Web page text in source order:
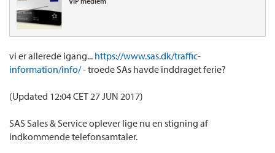
vi er allerede igang... https://www.sas.dk/traffic-
information/info/- troede SAs havde inddraget ferie?
(Updated 12:04 CET 27 JUN 2017)
SAS Sales & Service oplever lige nu en stigning af
indkommende telefonsamtaler.